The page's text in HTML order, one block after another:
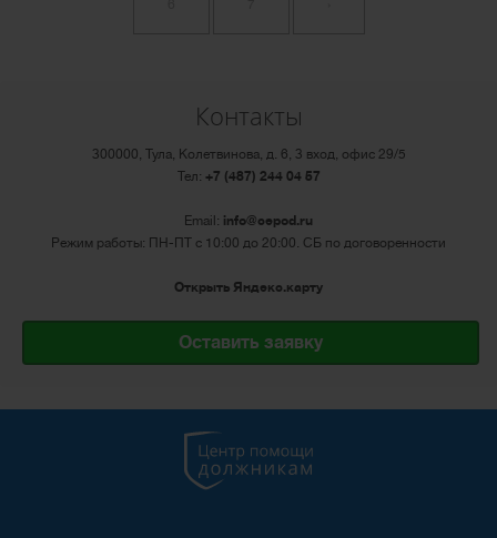
Контакты
300000, Тула, Колетвинова, д. 6, 3 вход, офис 29/5
Тел: +7 (487) 244 04 57
Email: info@cepod.ru
Режим работы: ПН-ПТ с 10:00 до 20:00. СБ по договоренности
Открыть Яндекс.карту
Оставить заявку